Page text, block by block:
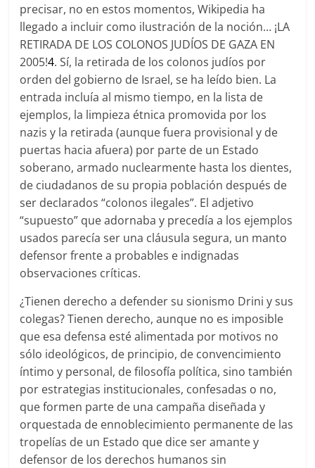
precisar, no en estos momentos, Wikipedia ha
llegado a incluir como ilustración de la noción… ¡LA
RETIRADA DE LOS COLONOS JUDÍOS DE GAZA EN
2005!4. Sí, la retirada de los colonos judíos por
orden del gobierno de Israel, se ha leído bien. La
entrada incluía al mismo tiempo, en la lista de
ejemplos, la limpieza étnica promovida por los
nazis y la retirada (aunque fuera provisional y de
puertas hacia afuera) por parte de un Estado
soberano, armado nuclearmente hasta los dientes,
de ciudadanos de su propia población después de
ser declarados “colonos ilegales”. El adjetivo
“supuesto” que adornaba y precedía a los ejemplos
usados parecía ser una cláusula segura, un manto
defensor frente a probables e indignadas
observaciones críticas.
¿Tienen derecho a defender su sionismo Drini y sus
colegas? Tienen derecho, aunque no es imposible
que esa defensa esté alimentada por motivos no
sólo ideológicos, de principio, de convencimiento
íntimo y personal, de filosofía política, sino también
por estrategias institucionales, confesadas o no,
que formen parte de una campaña diseñada y
orquestada de ennoblecimiento permanente de las
tropelías de un Estado que dice ser amante y
defensor de los derechos humanos sin